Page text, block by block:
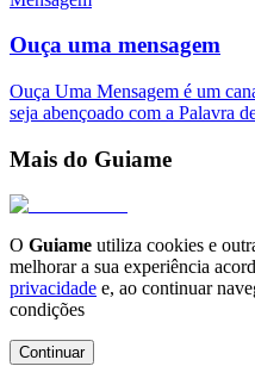
Ouça uma mensagem
Ouça Uma Mensagem é um
seja abençoado com a Palavra
Mais do Guiame
O Guiame utiliza cookies e
melhorar a sua experiência
privacidade e, ao continuar
condições
Continuar